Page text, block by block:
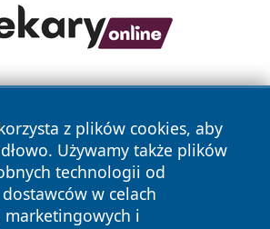
z plików cookies, aby
Używamy także plików
technologii od
w celach
marketingowych i
Wszystkie prawa